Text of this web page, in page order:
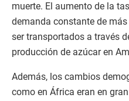
muerte. El aumento de la
demanda constante de
ser transportados a través
producción de azúcar en
Además, los cambios
como en África eran en